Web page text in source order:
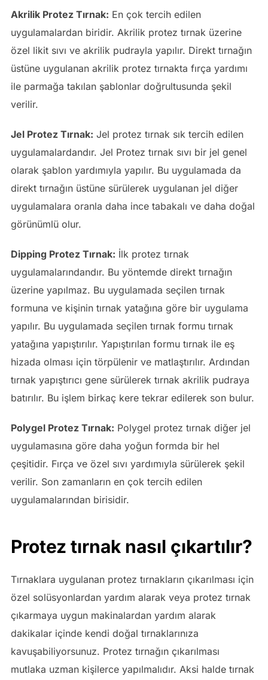
Akrilik Protez Tırnak: En çok tercih edilen
uygulamalardan biridir. Akrilik protez tırnak üzerine
özel likit sıvı ve akrilik pudrayla yapılır. Direkt tırnağın
üstüne uygulanan akrilik protez tırnakta fırça yardımı
ile parmağa takılan şablonlar doğrultusunda şekil
verilir.
Jel Protez Tırnak: Jel protez tırnak sık tercih edilen
uygulamalardandır. Jel Protez tırnak sıvı bir jel genel
olarak şablon yardımıyla yapılır. Bu uygulamada da
direkt tırnağın üstüne sürülerek uygulanan jel diğer
uygulamalara oranla daha ince tabakalı ve daha doğal
görünümlü olur.
Dipping Protez Tırnak: İlk protez tırnak
uygulamalarındandır. Bu yöntemde direkt tırnağın
üzerine yapılmaz. Bu uygulamada seçilen tırnak
formuna ve kişinin tırnak yatağına göre bir uygulama
yapılır. Bu uygulamada seçilen tırnak formu tırnak
yatağına yapıştırılır. Yapıştırılan formu tırnak ile eş
hizada olması için törpülenir ve matlaştırılır. Ardından
tırnak yapıştırıcı gene sürülerek tırnak akrilik pudraya
batırılır. Bu işlem birkaç kere tekrar edilerek son bulur.
Polygel Protez Tırnak: Polygel protez tırnak diğer jel
uygulamasına göre daha yoğun formda bir hel
çeşitidir. Fırça ve özel sıvı yardımıyla sürülerek şekil
verilir. Son zamanların en çok tercih edilen
uygulamalarından birisidir.
Protez tırnak nasıl çıkartılır?
Tırnaklara uygulanan protez tırnakların çıkarılması için
özel solüsyonlardan yardım alarak veya protez tırnak
çıkarmaya uygun makinalardan yardım alarak
dakikalar içinde kendi doğal tırnaklarınıza
kavuşabiliyorsunuz. Protez tırnağın çıkarılması
mutlaka uzman kişilerce yapılmalıdır. Aksi halde tırnak